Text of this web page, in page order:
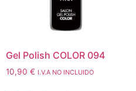
Gel Polish COLOR 094
10,90 € I.V.A NO INCLUIDO